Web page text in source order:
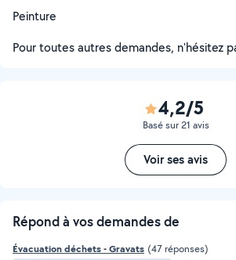
Peinture
Pour toutes autres demandes, n'hésitez
4,2/5
Basé sur 21 avis
Voir ses avis
Répond à vos demandes de
Évacuation déchets - Gravats (47 réponses)